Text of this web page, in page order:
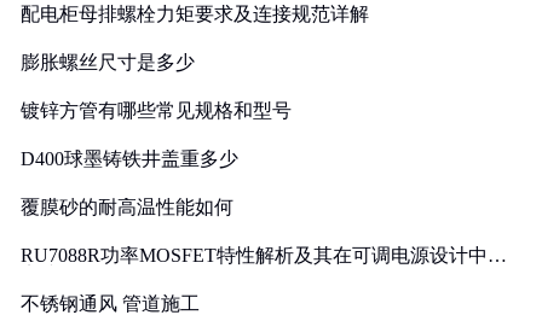
配电柜母排螺栓力矩要求及连接规范详解
膨胀螺丝尺寸是多少
镀锌方管有哪些常见规格和型号
D400球墨铸铁井盖重多少
覆膜砂的耐高温性能如何
RU7088R功率MOSFET特性解析及其在可调电源设计中的
不锈钢通风 管道施工